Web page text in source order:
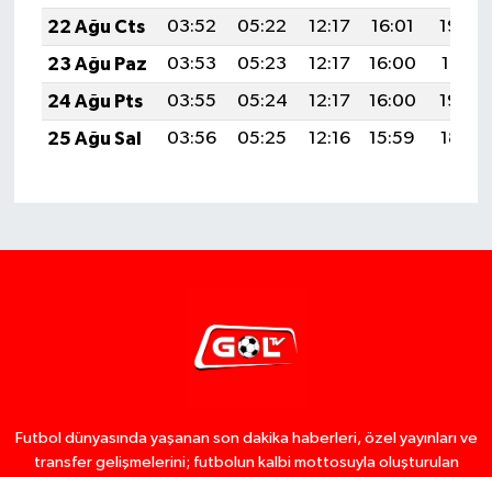
22 Ağu Cts
03:52 05:22 12:17 16:01
19:02
23 Ağu Paz
03:53 05:23 12:17 16:00
19:01
24 Ağu Pts
03:55 05:24 12:17 16:00
19:00
25 Ağu Sal
03:56 05:25 12:16 15:59 18:58
Futbol dünyasında yaşanan son dakika haberleri, özel yayınları ve
transfer gelişmelerini; futbolun kalbi mottosuyla oluşturulan